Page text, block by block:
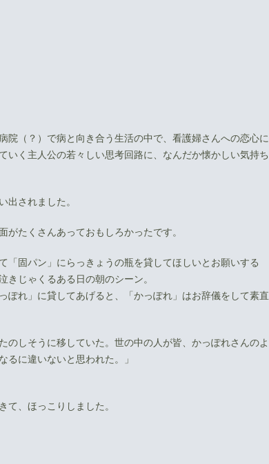
院（？）で病と向き合う生活の中で、看護婦さんへの恋心に
く主人公の若々しい思考回路に、なんだか懐かしい気持ち
出されました。
たくさんあっておもしろかったです。
固パン」にらっきょうの瓶を貸してほしいとお願いする
じゃくるある日の朝のシーン。
れ」に貸してあげると、「かっぽれ」はお辞儀をして素直
のしそうに移していた。世の中の人が皆、かっぽれさんのよ
るに違いないと思われた。」
、ほっこりしました。